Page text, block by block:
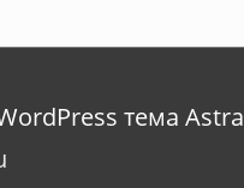
тема Astra